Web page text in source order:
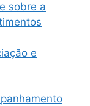
sobre a
e